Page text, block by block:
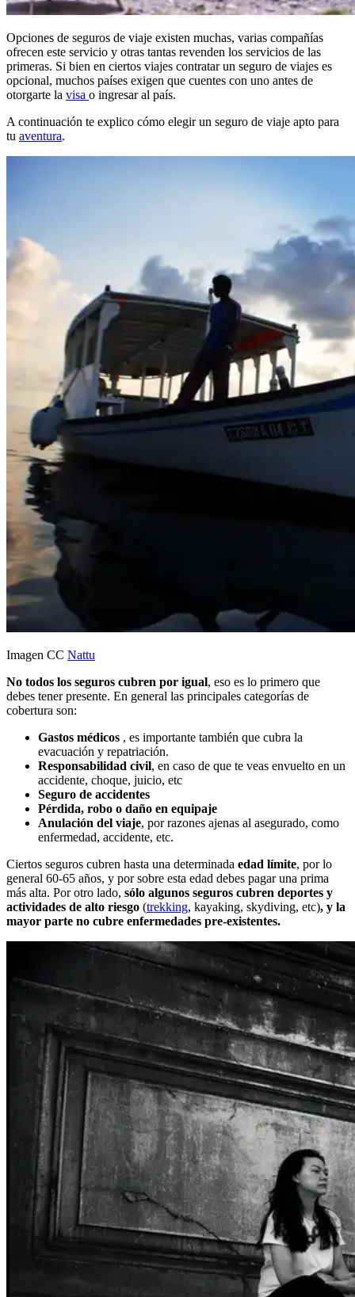
Opciones de seguros de viaje existen muchas, varias compañías
ofrecen este servicio y otras tantas revenden los servicios de las
primeras. Si bien en ciertos viajes contratar un seguro de viajes es
opcional, muchos países exigen que cuentes con uno antes de
otorgarte la visa o ingresar al país.
A continuación te explico cómo elegir un seguro de viaje apto para
tu aventura.
Imagen CC Nattu
No todos los seguros cubren por igual, eso es lo primero que
debes tener presente. En general las principales categorías de
cobertura son:
Gastos médicos , es importante también que cubra la
evacuación y repatriación.
Responsabilidad civil, en caso de que te veas envuelto en un
accidente, choque, juicio, etc
Seguro de accidentes
Pérdida, robo o daño en equipaje
Anulación del viaje, por razones ajenas al asegurado, como
enfermedad, accidente, etc.
Ciertos seguros cubren hasta una determinada edad límite, por lo
general 60-65 años, y por sobre esta edad debes pagar una prima
más alta. Por otro lado, sólo algunos seguros cubren deportes y
actividades de alto riesgo (trekking, kayaking, skydiving, etc), y la
mayor parte no cubre enfermedades pre-existentes.